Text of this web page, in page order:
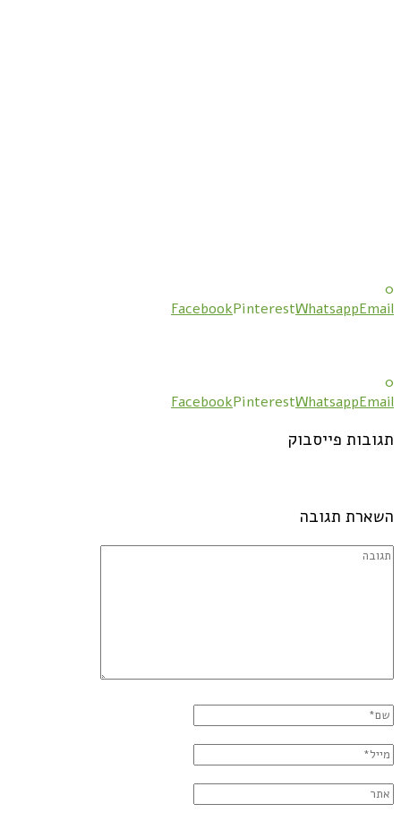
0
FacebookPinterestWhatsappEmail
0
FacebookPinterestWhatsappEmail
תגובות פייסבוק
השארת תגובה